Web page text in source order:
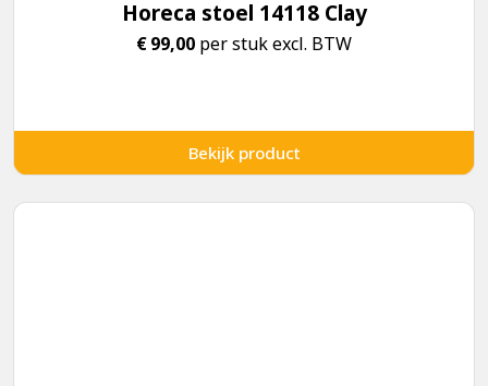
Horeca stoel 14118 Clay
€99,00 per stuk excl. BTW
Bekijk product